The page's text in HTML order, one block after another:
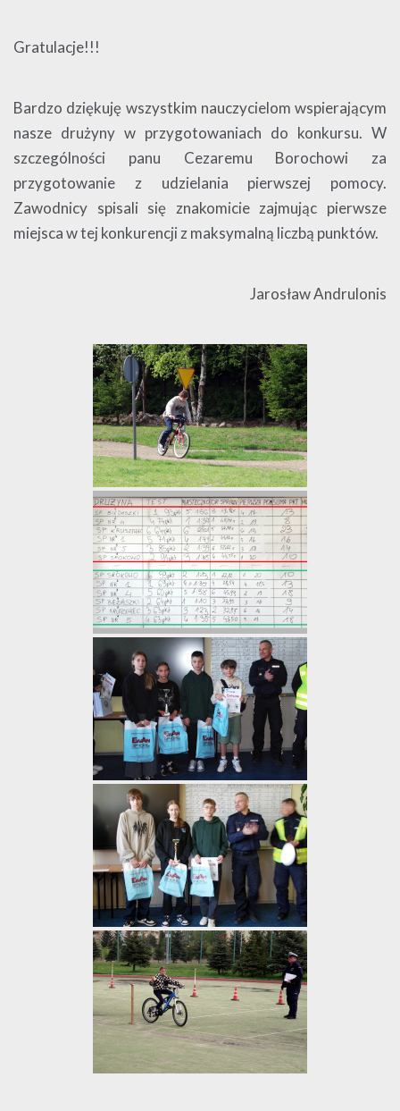
Gratulacje!!!
Bardzo dziękuję wszystkim nauczycielom wspierającym
nasze drużyny w przygotowaniach do konkursu. W
szczególności panu Cezaremu Borochowi za
przygotowanie z udzielania pierwszej pomocy.
Zawodnicy spisali się znakomicie zajmując pierwsze
miejsca w tej konkurencji z maksymalną liczbą punktów.
Jarosław Andrulonis